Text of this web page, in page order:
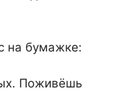
на бумажке:
Поживёшь